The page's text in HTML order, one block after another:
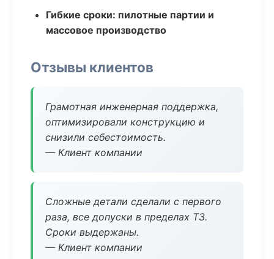
Гибкие сроки: пилотные партии и
массовое производство
Отзывы клиентов
Грамотная инженерная поддержка,
оптимизировали конструкцию и
снизили себестоимость.
— Клиент компании
Сложные детали сделали с первого
раза, все допуски в пределах ТЗ.
Сроки выдержаны.
— Клиент компании